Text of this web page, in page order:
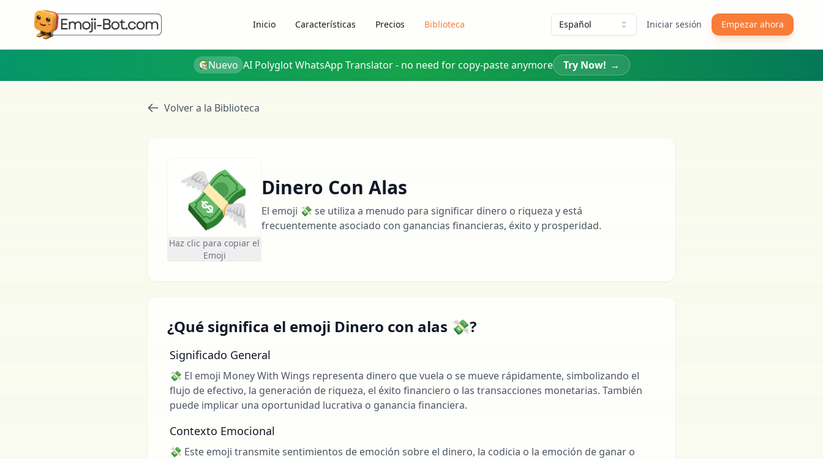
Inicio Características Precios Biblioteca Español Iniciar sesión Empezar ahora
Nuevo AI Polyglot WhatsApp Translator - no need for copy-paste anymore Try Now! →
Volver a la Biblioteca
💸
Haz clic para copiar el
Emoji
Dinero Con Alas
El emoji 💸 se utiliza a menudo para significar dinero o riqueza y está
frecuentemente asociado con ganancias financieras, éxito y prosperidad.
¿Qué significa el emoji Dinero con alas 💸?
Significado General
💸 El emoji Money With Wings representa dinero que vuela o se mueve rápidamente, simbolizando el
flujo de efectivo, la generación de riqueza, el éxito financiero o las transacciones monetarias. También
puede implicar una oportunidad lucrativa o ganancia financiera.
Contexto Emocional
💸 Este emoji transmite sentimientos de emoción sobre el dinero, la codicia o la emoción de ganar o